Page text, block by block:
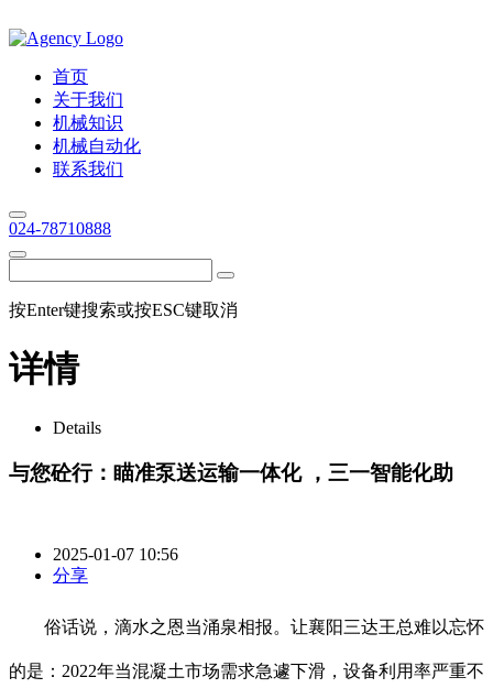
首页
关于我们
机械知识
机械自动化
联系我们
024-78710888
按Enter键搜索或按ESC键取消
详情
Details
与您砼行：瞄准泵送运输一体化 ，三一智能化助
2025-01-07 10:56
分享
俗话说，滴水之恩当涌泉相报。让襄阳三达王总难以忘怀
的是：2022年当混凝土市场需求急遽下滑，设备利用率严重不